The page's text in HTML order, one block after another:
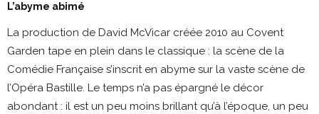
L’abyme abimé
La production de David McVicar créée 2010 au Covent
Garden tape en plein dans le classique : la scène de la
Comédie Française s’inscrit en abyme sur la vaste scène de
l’Opéra Bastille. Le temps n’a pas épargné le décor
abondant : il est un peu moins brillant qu’à l’époque, un peu